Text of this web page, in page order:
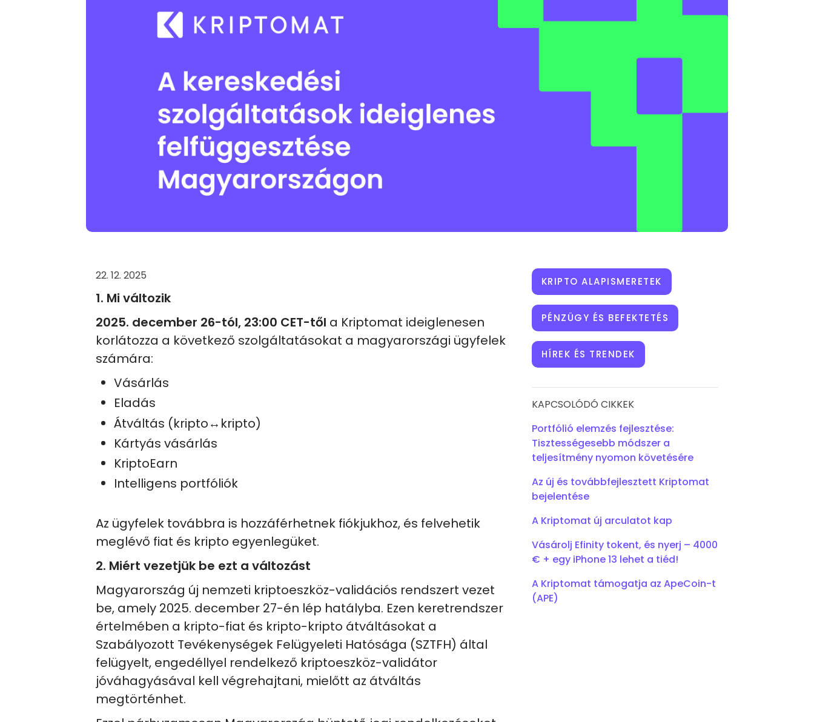
22. 12. 2025
1. Mi változik
2025. december 26-tól, 23:00 CET-től a Kriptomat ideiglenesen
korlátozza a következő szolgáltatásokat a magyarországi ügyfelek
számára:
Vásárlás
Eladás
Átváltás (kripto↔kripto)
Kártyás vásárlás
KriptoEarn
Intelligens portfóliók
Az ügyfelek továbbra is hozzáférhetnek fiókjukhoz, és felvehetik
meglévő fiat és kripto egyenlegüket.
2. Miért vezetjük be ezt a változást
Magyarország új nemzeti kriptoeszköz-validációs rendszert vezet
be, amely 2025. december 27-én lép hatályba. Ezen keretrendszer
értelmében a kripto-fiat és kripto-kripto átváltásokat a
Szabályozott Tevékenységek Felügyeleti Hatósága (SZTFH) által
felügyelt, engedéllyel rendelkező kriptoeszköz-validátor
jóváhagyásával kell végrehajtani, mielőtt az átváltás
megtörténhet.
KRIPTO ALAPISMERETEK
PÉNZÜGY ÉS BEFEKTETÉS
HÍREK ÉS TRENDEK
KAPCSOLÓDÓ CIKKEK
Portfólió elemzés fejlesztése:
Tisztességesebb módszer a
teljesítmény nyomon követésére
Az új és továbbfejlesztett Kriptomat
bejelentése
A Kriptomat új arculatot kap
Vásárolj Efinity tokent, és nyerj – 4000
€ + egy iPhone 13 lehet a tiéd!
A Kriptomat támogatja az ApeCoin-t
(APE)